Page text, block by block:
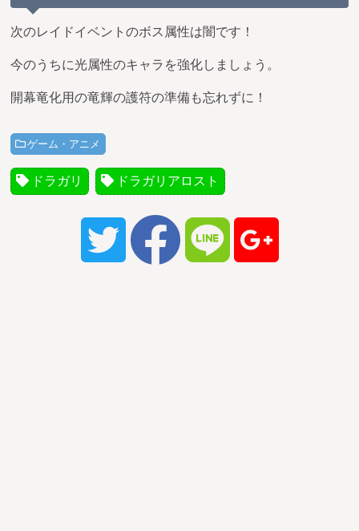
次のレイドイベントのボス属性は闇です！
今のうちに光属性のキャラを強化しましょう。
開幕竜化用の竜輝の護符の準備も忘れずに！
ゲーム・アニメ
ドラガリ ドラガリアロスト